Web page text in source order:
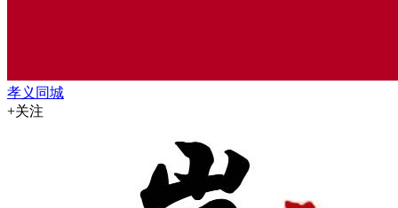
孝义同城
+关注